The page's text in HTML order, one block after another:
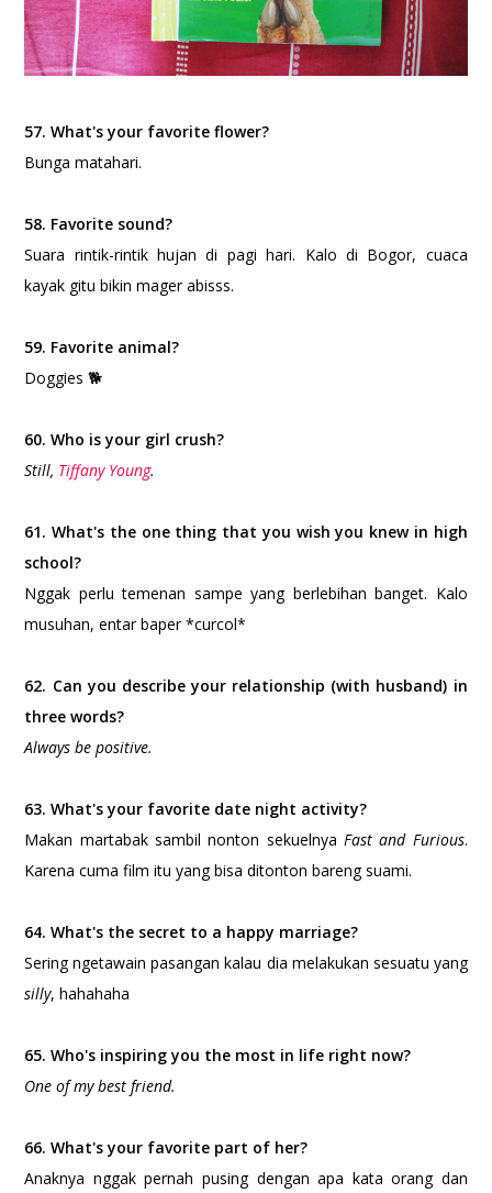
57. What's your favorite flower?
Bunga matahari.
58. Favorite sound?
Suara rintik-rintik hujan di pagi hari. Kalo di Bogor, cuaca
kayak gitu bikin mager abisss.
59. Favorite animal?
Doggies 🐕
60. Who is your girl crush?
Still, Tiffany Young.
61. What's the one thing that you wish you knew in high
school?
Nggak perlu temenan sampe yang berlebihan banget. Kalo
musuhan, entar baper *curcol*
62. Can you describe your relationship (with husband) in
three words?
Always be positive.
63. What's your favorite date night activity?
Makan martabak sambil nonton sekuelnya Fast and Furious.
Karena cuma film itu yang bisa ditonton bareng suami.
64. What's the secret to a happy marriage?
Sering ngetawain pasangan kalau dia melakukan sesuatu yang
silly, hahahaha
65. Who's inspiring you the most in life right now?
One of my best friend.
66. What's your favorite part of her?
Anaknya nggak pernah pusing dengan apa kata orang dan